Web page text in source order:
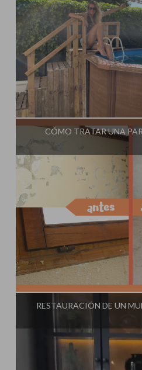
CÓMO TRATAR UNA
Influencer:
RESTAURACIÓN DE UN